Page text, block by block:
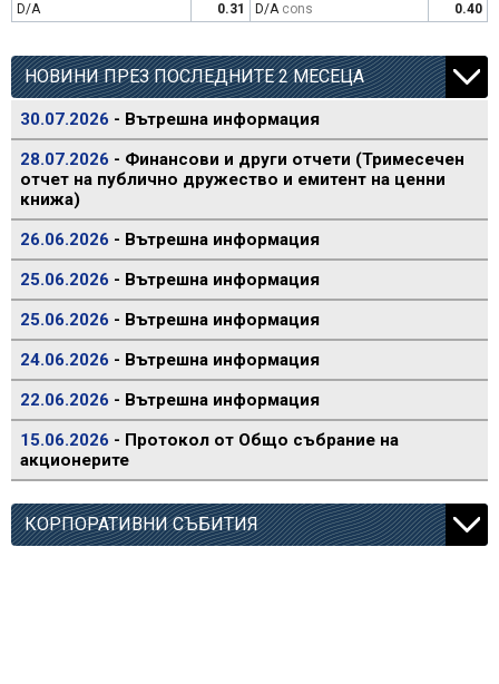
D/A
0.31 D/A cons 0.40
НОВИНИ ПРЕЗ ПОСЛЕДНИТЕ 2 МЕСЕЦА
30.07.2026 - Вътрешна информация
28.07.2026 - Финансови и други отчети (Тримесечен
отчет на публично дружество и емитент на ценни
книжа)
26.06.2026 - Вътрешна информация
25.06.2026 - Вътрешна информация
25.06.2026 - Вътрешна информация
24.06.2026 - Вътрешна информация
22.06.2026 - Вътрешна информация
15.06.2026 - Протокол от Общо събрание на
акционерите
КОРПОРАТИВНИ СЪБИТИЯ